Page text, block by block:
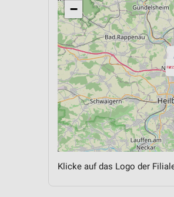
−
Klicke auf das Logo der